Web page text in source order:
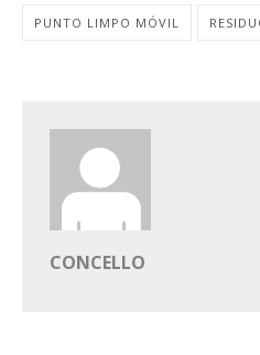
PUNTO LIMPO MÓVIL
CONCELLO